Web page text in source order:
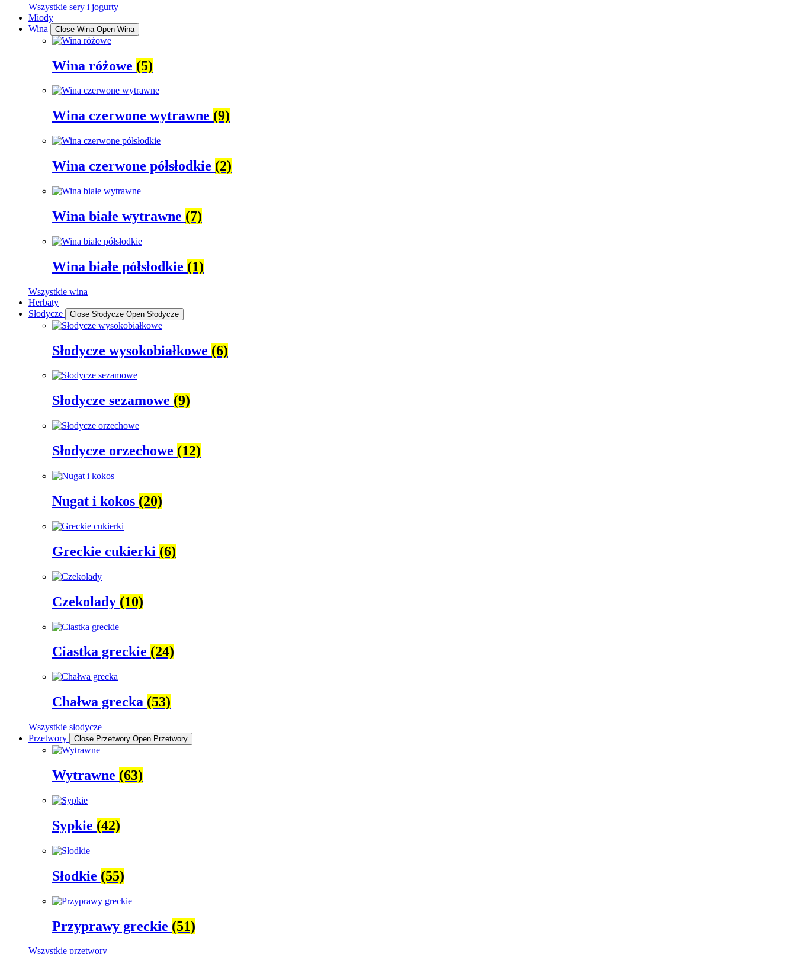
Wszystkie sery i jogurty
Miody
Wina
Close Wina Open Wina
Wina różowe (5)
Wina czerwone wytrawne (9)
Wina czerwone półsłodkie (2)
Wina białe wytrawne (7)
Wina białe półsłodkie (1)
Wszystkie wina
Herbaty
Słodycze
Close Słodycze Open Słodycze
Słodycze wysokobiałkowe (6)
Słodycze sezamowe (9)
Słodycze orzechowe (12)
Nugat i kokos (20)
Greckie cukierki (6)
Czekolady (10)
Ciastka greckie (24)
Chałwa grecka (53)
Wszystkie słodycze
Przetwory
Close Przetwory Open Przetwory
Wytrawne (63)
Sypkie (42)
Słodkie (55)
Przyprawy greckie (51)
Wszystkie przetwory